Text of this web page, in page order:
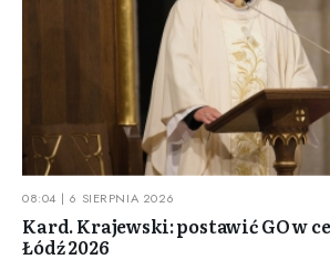
08:04 | 6 SIERPNIA 2026
Kard. Krajewski: postawić GO w
Łódź 2026